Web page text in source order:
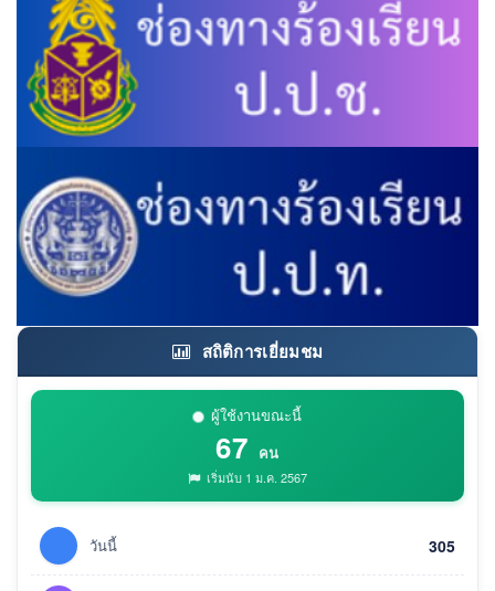
สถิติการเยี่ยมชม
ผู้ใช้งานขณะนี้
67 คน
เริ่มนับ 1 ม.ค. 2567
วันนี้ 305